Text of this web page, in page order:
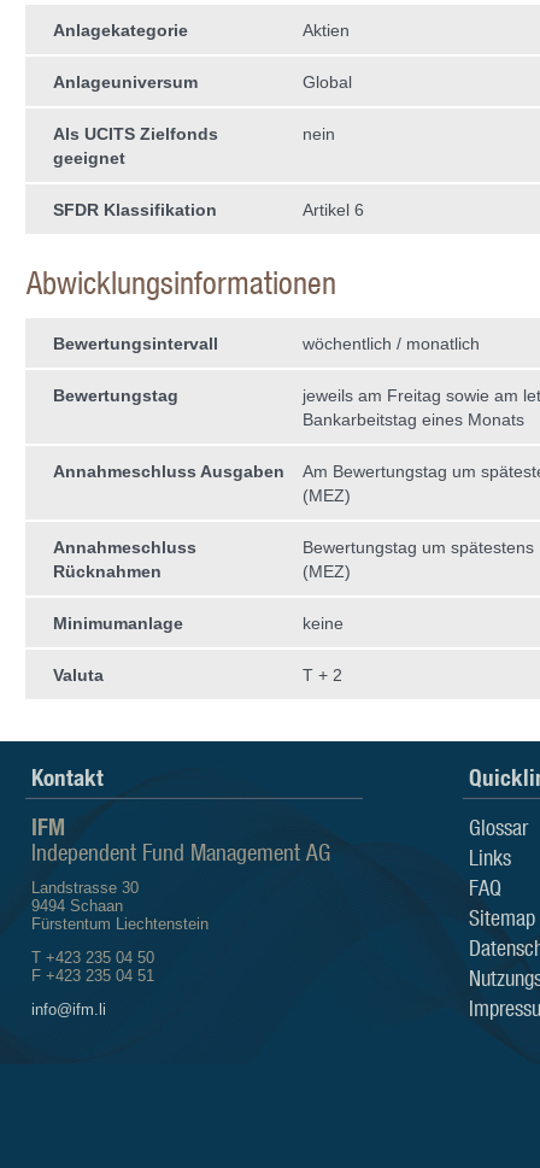
Anlagekategorie Aktien
Anlageuniversum Global
Als UCITS Zielfonds
geeignet
nein
SFDR Klassifikation Artikel 6
Abwicklungsinformationen
Bewertungsintervall wöchentlich / monatlich
Bewertungstag
jeweils am Freitag sowie am
Bankarbeitstag eines Monats
Annahmeschluss Ausgaben
Am Bewertungstag um
(MEZ)
Annahmeschluss
Rücknahmen
Bewertungstag um spätestens
(MEZ)
Minimumanlage keine
Valuta T + 2
Kontakt
IFM
Independent Fund Management AG
Landstrasse 30
9494 Schaan
Fürstentum Liechtenstein
T +423 235 04 50
F +423 235 04 51
info@ifm.li
Glossar
Links
FAQ
Sitemap